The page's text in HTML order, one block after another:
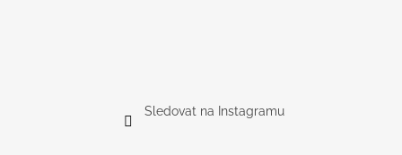
Sledovat na Instagramu